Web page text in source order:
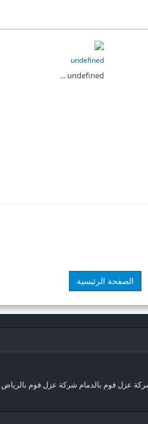
undefined
undefined ...
الصفحة الرئيسية
عزل فوم بالدمام شركة عزل فوم بالرياض